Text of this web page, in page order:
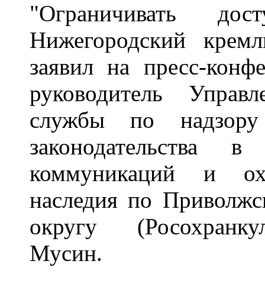
"Ограничивать
Нижегородский
заявил на пресс-
руководитель
службы по
законодательства
коммуникаций и
наследия по
округу
Мусин.